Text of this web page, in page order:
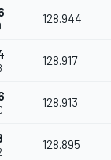
128.944
128.917
128.913
128.895